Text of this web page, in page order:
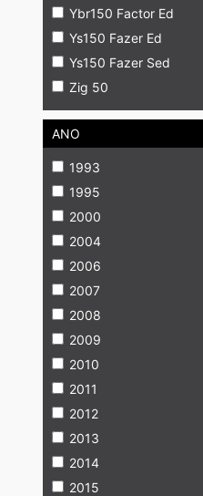
Ybr150 Factor Ed
Ys150 Fazer Ed
Ys150 Fazer Sed
Zig 50
ANO
1993
1995
2000
2004
2006
2007
2008
2009
2010
2011
2012
2013
2014
2015